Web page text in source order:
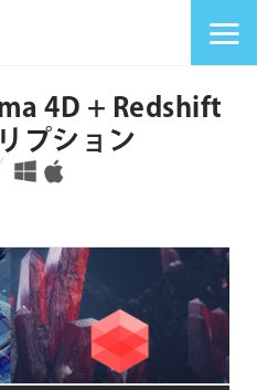
4D + Redshift
プション
対応OS